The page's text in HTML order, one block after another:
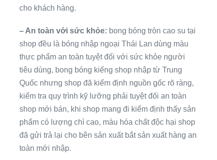
cho khách hàng.
– An toàn với sức khỏe: bong bóng tròn cao su tại
shop đều là bóng nhập ngoại Thái Lan dùng màu
thực phẩm an toàn tuyệt đối với sức khỏe người
tiêu dùng, bong bóng kiếng shop nhập từ Trung
Quốc nhưng shop đã kiểm định nguồn gốc rõ ràng,
kiểm tra quy trình kỹ lưỡng phải tuyệt đối an toàn
shop mới bán, khi shop mang đi kiểm định thấy sản
phẩm có lượng chì cao, màu hóa chất độc hại shop
đã gửi trả lại cho bên sản xuất bắt sản xuất hàng an
toàn mới nhập.